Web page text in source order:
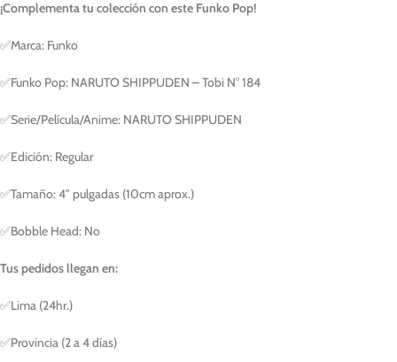
¡Complementa tu colección con este Funko Pop!
✅Marca: Funko
✅Funko Pop: NARUTO SHIPPUDEN – Tobi N° 184
✅Serie/Película/Anime: NARUTO SHIPPUDEN
✅Edición: Regular
✅Tamaño: 4″ pulgadas (10cm aprox.)
✅Bobble Head: No
Tus pedidos llegan en:
✅Lima (24hr.)
✅Provincia (2 a 4 días)